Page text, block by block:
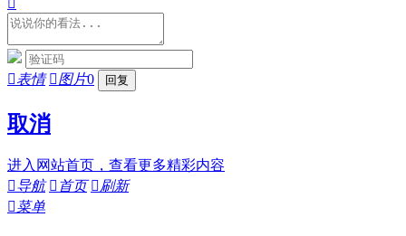

表情 图片0
取消
进入网站首页，查看更多精彩内容
导航  首页 刷新
菜单